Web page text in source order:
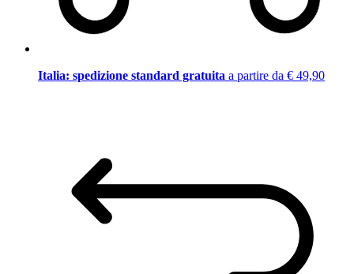
Italia: spedizione standard gratuita a partire da € 49,90